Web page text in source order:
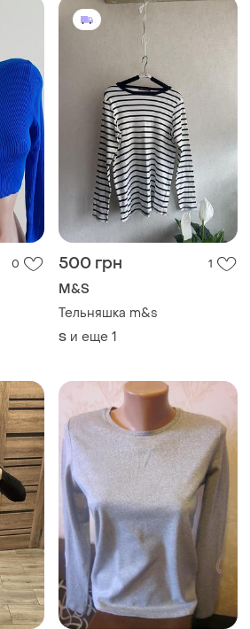
0 500 грн 1
M&S
Тельняшка m&s
S и еще 1